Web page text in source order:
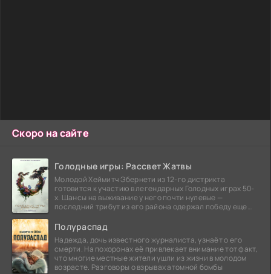
Скоро на сайте
Голодные игры: Рассвет Жатвы
Молодой Хеймитч Эбернети из 12-го дистрикта
готовится к участию в легендарных Голодных играх 50-
х. Шансы на выживание у него почти нулевые —
последний трибут из его района одержал победу еще
Полураспад
Надежда, дочь известного журналиста, узнаёт о его
смерти. На похоронах её привлекает внимание тот факт,
что многие местные жители ушли из жизни в молодом
возрасте. Разговоры о взрывах атомной бомбы